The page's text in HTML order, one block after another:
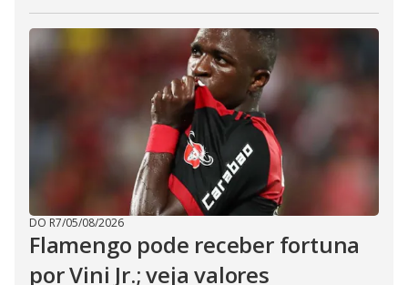
DO R7/05/08/2026
Flamengo pode receber fortuna
por Vini Jr.; veja valores